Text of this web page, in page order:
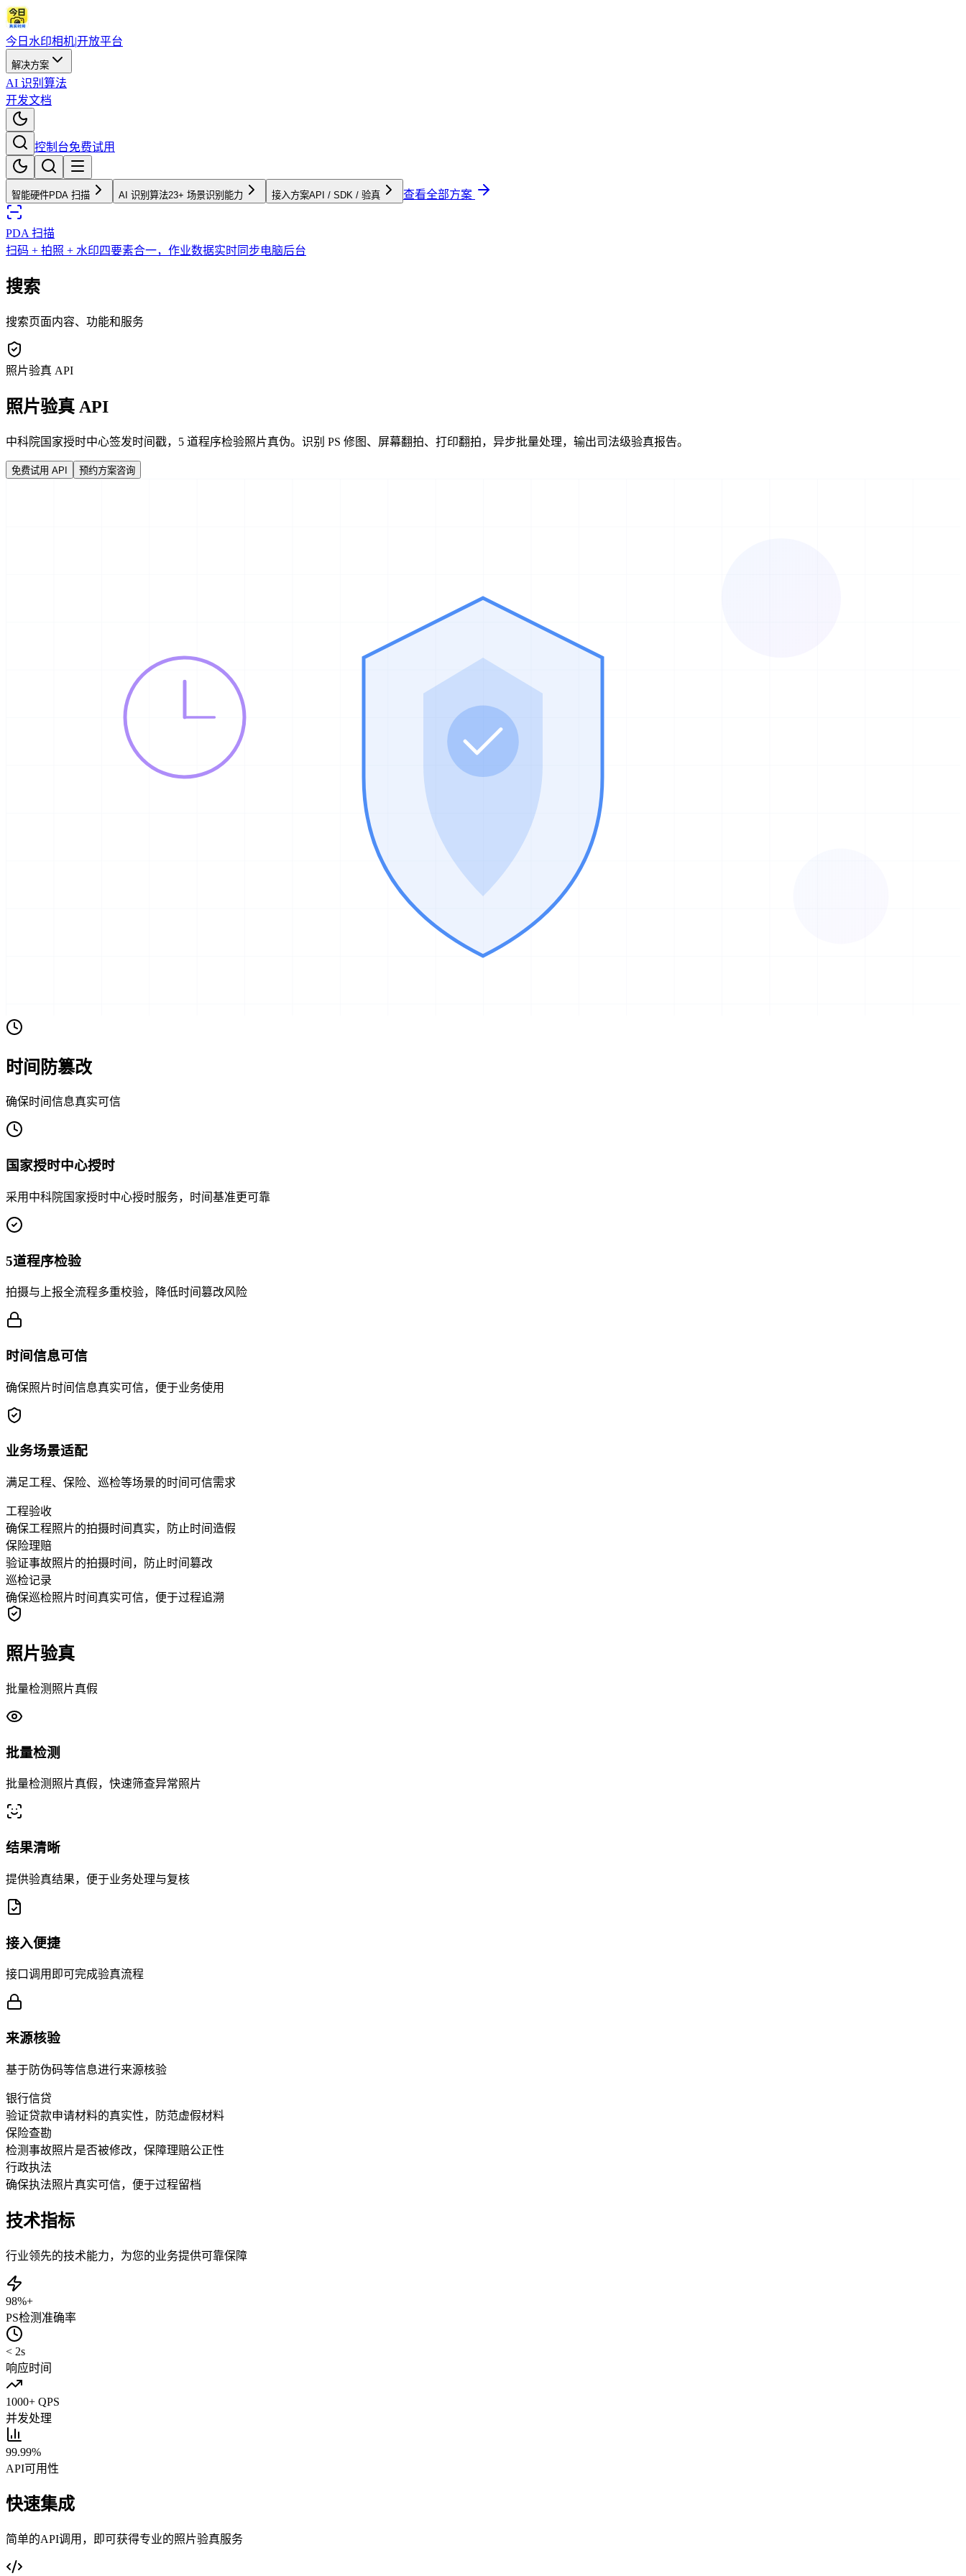
今日水印相机|开放平台
解决方案
AI 识别算法
开发文档
控制台免费试用
智能硬件PDA 扫描 AI 识别算法23+ 场景识别能力 接入方案API / SDK / 验真 查看全部方案
PDA 扫描
扫码 + 拍照 + 水印四要素合一，作业数据实时同步电脑后台
搜索
搜索页面内容、功能和服务
照片验真 API
照片验真 API
中科院国家授时中心签发时间戳，5 道程序检验照片真伪。识别 PS 修图、屏幕翻拍、打印翻拍，异步批量处理，输出司法级验真报告。
免费试用 API 预约方案咨询
时间防篡改
确保时间信息真实可信
国家授时中心授时
采用中科院国家授时中心授时服务，时间基准更可靠
5道程序检验
拍摄与上报全流程多重校验，降低时间篡改风险
时间信息可信
确保照片时间信息真实可信，便于业务使用
业务场景适配
满足工程、保险、巡检等场景的时间可信需求
工程验收
确保工程照片的拍摄时间真实，防止时间造假
保险理赔
验证事故照片的拍摄时间，防止时间篡改
巡检记录
确保巡检照片时间真实可信，便于过程追溯
照片验真
批量检测照片真假
批量检测
批量检测照片真假，快速筛查异常照片
结果清晰
提供验真结果，便于业务处理与复核
接入便捷
接口调用即可完成验真流程
来源核验
基于防伪码等信息进行来源核验
银行信贷
验证贷款申请材料的真实性，防范虚假材料
保险查勘
检测事故照片是否被修改，保障理赔公正性
行政执法
确保执法照片真实可信，便于过程留档
技术指标
行业领先的技术能力，为您的业务提供可靠保障
98%+
PS检测准确率
< 2s
响应时间
1000+ QPS
并发处理
99.99%
API可用性
快速集成
简单的API调用，即可获得专业的照片验真服务